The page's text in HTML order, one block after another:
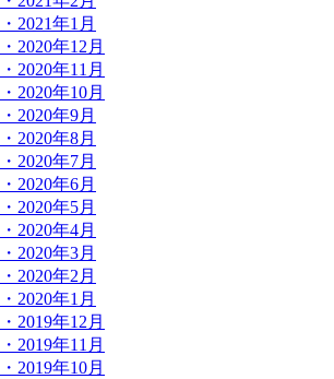
・2021年1月
・2020年12月
・2020年11月
・2020年10月
・2020年9月
・2020年8月
・2020年7月
・2020年6月
・2020年5月
・2020年4月
・2020年3月
・2020年2月
・2020年1月
・2019年12月
・2019年11月
・2019年10月